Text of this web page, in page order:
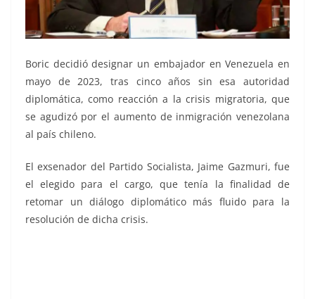
Boric decidió designar un embajador en Venezuela en
mayo de 2023, tras cinco años sin esa autoridad
diplomática, como reacción a la crisis migratoria, que
se agudizó por el aumento de inmigración venezolana
al país chileno.
El exsenador del Partido Socialista, Jaime Gazmuri, fue
el elegido para el cargo, que tenía la finalidad de
retomar un diálogo diplomático más fluido para la
resolución de dicha crisis.